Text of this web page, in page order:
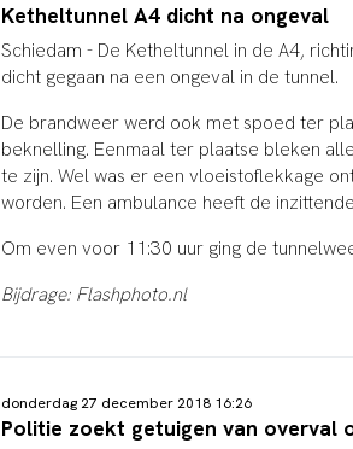
Ketheltunnel A4 dicht na ongeval
Schiedam - De Ketheltunnel in de A4,
dicht gegaan na een ongeval in de tunnel.
De brandweer werd ook met spoed ter
beknelling. Eenmaal ter plaatse bleken
te zijn. Wel was er een vloeistoflekkage
worden. Een ambulance heeft de
Om even voor 11:30 uur ging de
Bijdrage: Flashphoto.nl
donderdag 27 december 2018 16:26
Politie zoekt getuigen van overval